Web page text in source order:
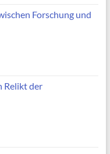
Forschung und
Relikt der